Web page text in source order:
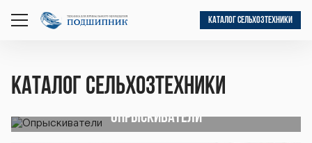
открыть
КАТАЛОГ СЕЛЬХОЗТЕХНИКИ
Каталог сельхозтехники
Опрыскиватели